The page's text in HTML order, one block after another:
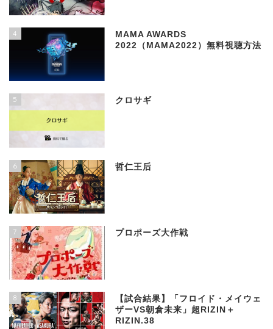
4
MAMA AWARDS
2022（MAMA2022）無料視聴方法
5 クロサギ
6 哲仁王后
7 プロポーズ大作戦
8
【試合結果】「フロイド・メイウェ
ザーVS朝倉未来」超RIZIN＋
RIZIN.38